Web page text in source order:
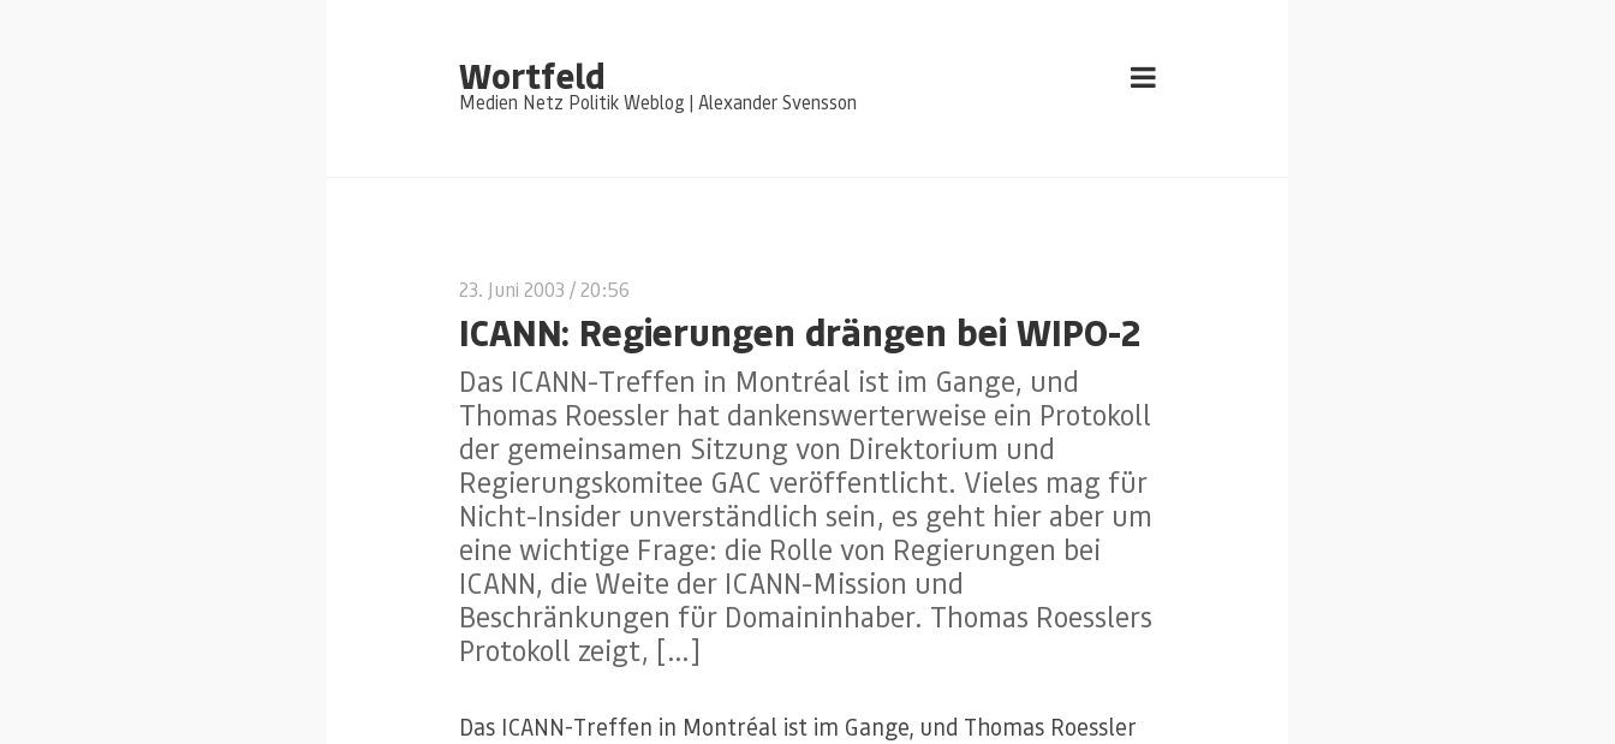
Wortfeld
Medien Netz Politik Weblog | Alexander Svensson
23. Juni 2003 / 20:56
ICANN: Regierungen drängen bei WIPO-2
Das ICANN-Treffen in Montréal ist im Gange, und
Thomas Roessler hat dankenswerterweise ein Protokoll
der gemeinsamen Sitzung von Direktorium und
Regierungskomitee GAC veröffentlicht. Vieles mag für
Nicht-Insider unverständlich sein, es geht hier aber um
eine wichtige Frage: die Rolle von Regierungen bei
ICANN, die Weite der ICANN-Mission und
Beschränkungen für Domaininhaber. Thomas Roesslers
Protokoll zeigt, […]
Das ICANN-Treffen in Montréal ist im Gange, und Thomas Roessler